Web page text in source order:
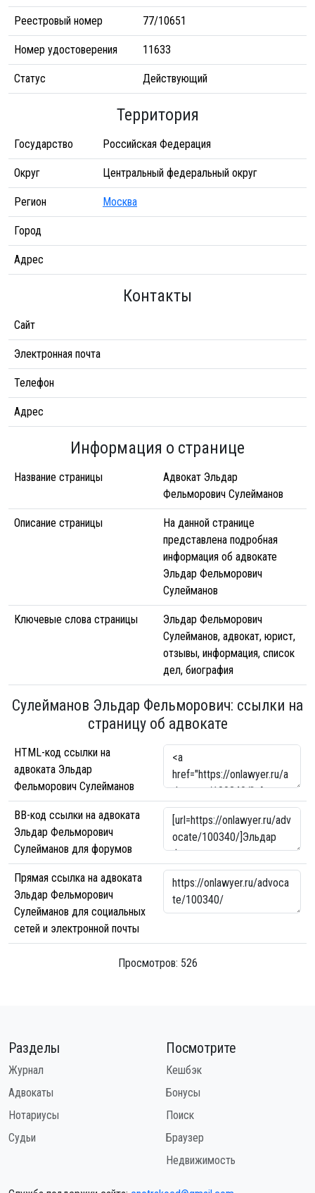
Реестровый номер 77/10651
Номер удостоверения 11633
Статус Действующий
Территория
Государство Российская Федерация
Округ Центральный федеральный округ
Регион Москва
Город
Адрес
Контакты
Сайт
Электронная почта
Телефон
Адрес
Информация о странице
Название страницы
Адвокат Эльдар
Фельморович Сулейманов
Описание страницы
На данной странице
представлена подробная
информация об адвокате
Эльдар Фельморович
Сулейманов
Ключевые слова страницы
Эльдар Фельморович
Сулейманов, адвокат, юрист,
отзывы, информация, список
дел, биография
Сулейманов Эльдар Фельморович: ссылки на
страницу об адвокате
HTML-код ссылки на
адвоката Эльдар
Фельморович Сулейманов
BB-код ссылки на адвоката
Эльдар Фельморович
Сулейманов для форумов
Прямая ссылка на адвоката
Эльдар Фельморович
Сулейманов для социальных
сетей и электронной почты
Просмотров: 526
Разделы
Журнал
Адвокаты
Нотариусы
Судьи
Посмотрите
Кешбэк
Бонусы
Поиск
Браузер
Недвижимость